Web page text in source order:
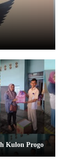
Kulon Progo